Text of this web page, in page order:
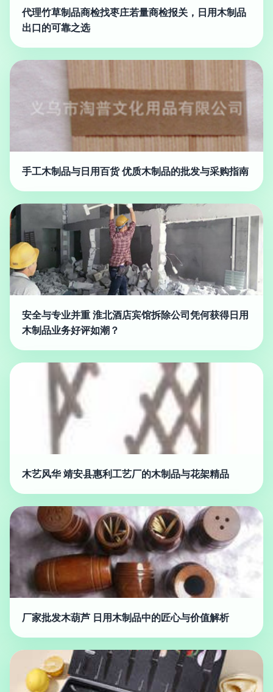
代理竹草制品商检找枣庄若量商检报关，日用木制品
出口的可靠之选
手工木制品与日用百货 优质木制品的批发与采购指南
安全与专业并重 淮北酒店宾馆拆除公司凭何获得日用
木制品业务好评如潮？
木艺风华 靖安县惠利工艺厂的木制品与花架精品
厂家批发木葫芦 日用木制品中的匠心与价值解析